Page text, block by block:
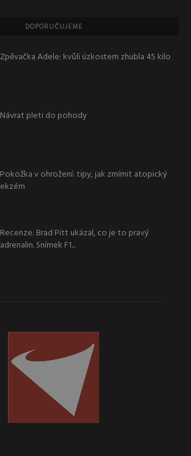
DOPORUČUJEME
Zpěvačka Adele: kvůli úzkostem zhubla 45 kilo
Návrat pleti do pohody
Pokožka v ohrožení: tipy, jak zmírnit atopický
ekzém
Recenze: Brad Pitt ukázal, co je to pravý
adrenalin. Snímek F1...